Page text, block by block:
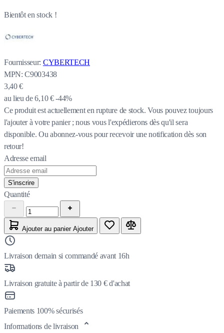
Bientôt en stock !
Fournisseur: CYBERTECH
MPN: C9003438
3,40 €
au lieu de6,10 € -44%
Ce produit est actuellement en rupture de stock. Vous pouvez toujours
l'ajouter à votre panier ; nous vous l'expédierons dès qu'il sera
disponible. Ou abonnez-vous pour recevoir une notification dès son
retour!
Adresse email
S'inscrire
Quantité
Ajouter au panier Ajouter
Livraison demain si commandé avant 16h
Livraison gratuite à partir de 130 € d'achat
Paiements 100% sécurisés
Informations de livraison